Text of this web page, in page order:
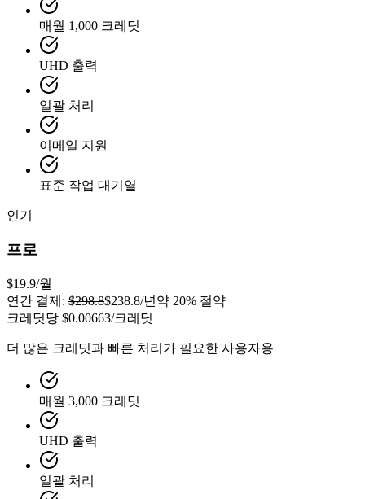
매월 1,000 크레딧
UHD 출력
일괄 처리
이메일 지원
표준 작업 대기열
인기
프로
$19.9/월
연간 결제: $298.8$238.8/년 약 20% 절약
크레딧당 $0.00663/크레딧
더 많은 크레딧과 빠른 처리가 필요한 사용자용
매월 3,000 크레딧
UHD 출력
일괄 처리